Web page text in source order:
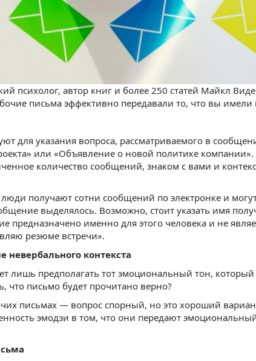
психолог, автор книг и более 250 статей Майкл
письма эффективно передавали то, что вы имели
для указания вопроса, рассматриваемого в
или «Объявление о новой политике
количество сообщений, знаком с вами и
получают сотни сообщений по электронке и
выделялось. Возможно, стоит указать имя
предназначено именно для этого человека и не
резюме встречи».
невербального контекста
лишь предполагать тот эмоциональный тон,
что письмо будет прочитано верно?
письмах — вопрос спорный, но это хороший
эмодзи в том, что они передают